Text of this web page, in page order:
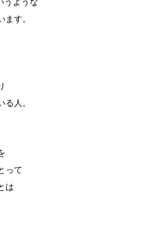
す。
人。
って
は